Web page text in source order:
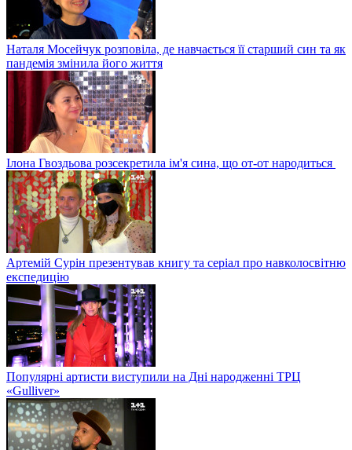
Наталя Мосейчук розповіла, де навчається її старший син та як
пандемія змінила його життя
Ілона Гвоздьова розсекретила ім'я сина, що от-от народиться
Артемій Сурін презентував книгу та серіал про навколосвітню
експедицію
Популярні артисти виступили на Дні народженні ТРЦ
«Gulliver»